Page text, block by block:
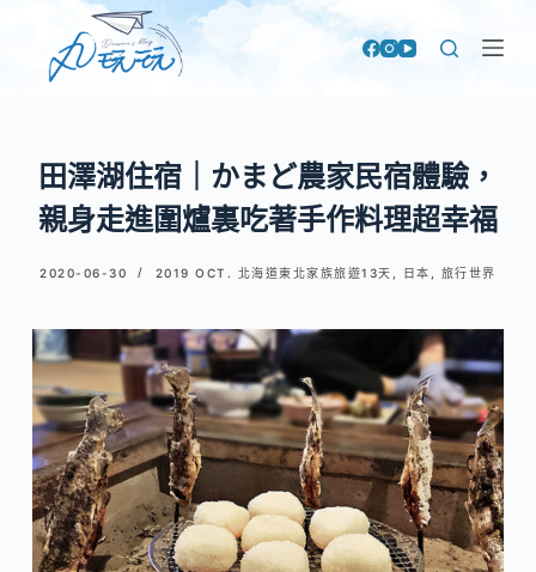
內
容田澤湖住宿｜かまど農家民宿體驗，
親身走進圍爐裏吃著手作料理超幸福
2020-06-30 2019 OCT. 北海道東北家族旅遊13天 日本 旅行世界